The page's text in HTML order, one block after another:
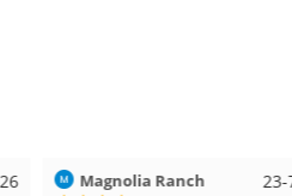
23-7-
Magnolia Ranch